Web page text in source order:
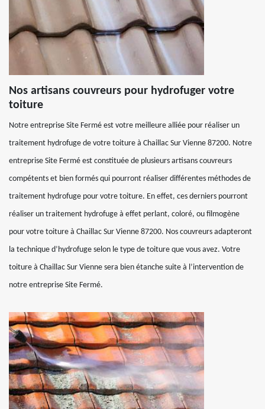
Nos artisans couvreurs pour hydrofuger votre
toiture
Notre entreprise Site Fermé est votre meilleure alliée pour réaliser un
traitement hydrofuge de votre toiture à Chaillac Sur Vienne 87200. Notre
entreprise Site Fermé est constituée de plusieurs artisans couvreurs
compétents et bien formés qui pourront réaliser différentes méthodes de
traitement hydrofuge pour votre toiture. En effet, ces derniers pourront
réaliser un traitement hydrofuge à effet perlant, coloré, ou filmogène
pour votre toiture à Chaillac Sur Vienne 87200. Nos couvreurs adapteront
la technique d’hydrofuge selon le type de toiture que vous avez. Votre
toiture à Chaillac Sur Vienne sera bien étanche suite à l’intervention de
notre entreprise Site Fermé.